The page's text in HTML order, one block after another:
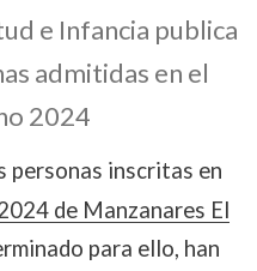
e Infancia publica
admitidas en el
2024
personas inscritas en
de Manzanares El
para ello, han